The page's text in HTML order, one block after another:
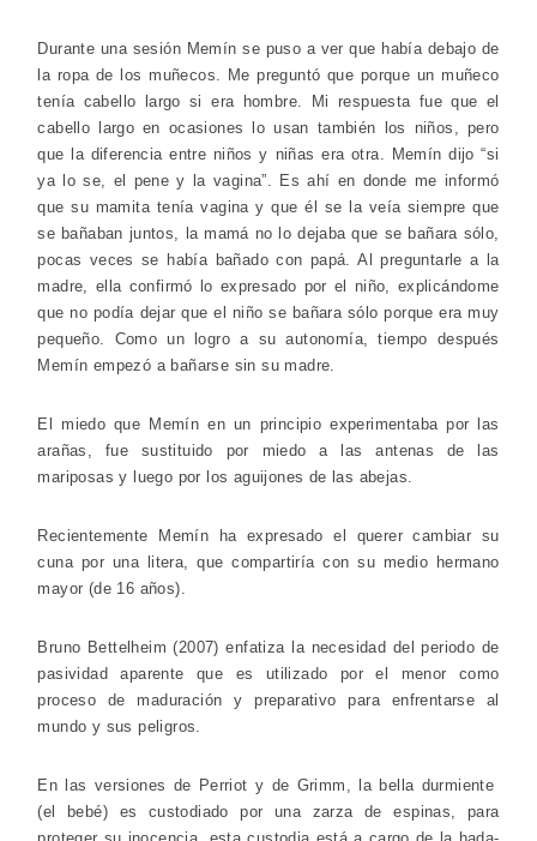
Durante una sesión Memín se puso a ver que había debajo de
la ropa de los muñecos. Me preguntó que porque un muñeco
tenía cabello largo si era hombre. Mi respuesta fue que el
cabello largo en ocasiones lo usan también los niños, pero
que la diferencia entre niños y niñas era otra. Memín dijo “si
ya lo se, el pene y la vagina”. Es ahí en donde me informó
que su mamita tenía vagina y que él se la veía siempre que
se bañaban juntos, la mamá no lo dejaba que se bañara sólo,
pocas veces se había bañado con papá. Al preguntarle a la
madre, ella confirmó lo expresado por el niño, explicándome
que no podía dejar que el niño se bañara sólo porque era muy
pequeño. Como un logro a su autonomía, tiempo después
Memín empezó a bañarse sin su madre.
El miedo que Memín en un principio experimentaba por las
arañas, fue sustituido por miedo a las antenas de las
mariposas y luego por los aguijones de las abejas.
Recientemente Memín ha expresado el querer cambiar su
cuna por una litera, que compartiría con su medio hermano
mayor (de 16 años).
Bruno Bettelheim (2007) enfatiza la necesidad del periodo de
pasividad aparente que es utilizado por el menor como
proceso de maduración y preparativo para enfrentarse al
mundo y sus peligros.
En las versiones de Perriot y de Grimm, la bella durmiente
(el bebé) es custodiado por una zarza de espinas, para